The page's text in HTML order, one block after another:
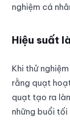
nghiệm cá
Hiệu suất
Khi thử
rằng quạt
quạt tạo ra
những buổi